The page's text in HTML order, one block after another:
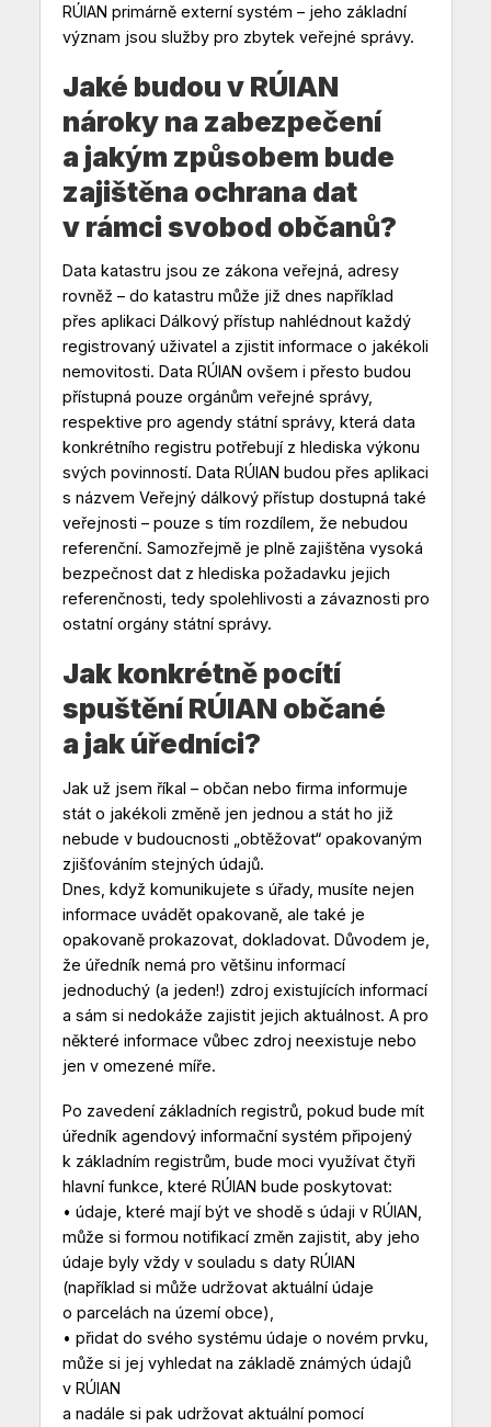
RÚIAN primárně externí systém – jeho základní
význam jsou služby pro zbytek veřejné správy.
Jaké budou v RÚIAN
nároky na zabezpečení
a jakým způsobem bude
zajištěna ochrana dat
v rámci svobod občanů?
Data katastru jsou ze zákona veřejná, adresy
rovněž – do katastru může již dnes například
přes aplikaci Dálkový přístup nahlédnout každý
registrovaný uživatel a zjistit informace o jakékoli
nemovitosti. Data RÚIAN ovšem i přesto budou
přístupná pouze orgánům veřejné správy,
respektive pro agendy státní správy, která data
konkrétního registru potřebují z hlediska výkonu
svých povinností. Data RÚIAN budou přes aplikaci
s názvem Veřejný dálkový přístup dostupná také
veřejnosti – pouze s tím rozdílem, že nebudou
referenční. Samozřejmě je plně zajištěna vysoká
bezpečnost dat z hlediska požadavku jejich
referenčnosti, tedy spolehlivosti a závaznosti pro
ostatní orgány státní správy.
Jak konkrétně pocítí
spuštění RÚIAN občané
a jak úředníci?
Jak už jsem říkal – občan nebo firma informuje
stát o jakékoli změně jen jednou a stát ho již
nebude v budoucnosti „obtěžovat“ opakovaným
zjišťováním stejných údajů.
Dnes, když komunikujete s úřady, musíte nejen
informace uvádět opakovaně, ale také je
opakovaně prokazovat, dokladovat. Důvodem je,
že úředník nemá pro většinu informací
jednoduchý (a jeden!) zdroj existujících informací
a sám si nedokáže zajistit jejich aktuálnost. A pro
některé informace vůbec zdroj neexistuje nebo
jen v omezené míře.
Po zavedení základních registrů, pokud bude mít
úředník agendový informační systém připojený
k základním registrům, bude moci využívat čtyři
hlavní funkce, které RÚIAN bude poskytovat:
• údaje, které mají být ve shodě s údaji v RÚIAN,
může si formou notifikací změn zajistit, aby jeho
údaje byly vždy v souladu s daty RÚIAN
(například si může udržovat aktuální údaje
o parcelách na území obce),
• přidat do svého systému údaje o novém prvku,
může si jej vyhledat na základě známých údajů
v RÚIAN
a nadále si pak udržovat aktuální pomocí